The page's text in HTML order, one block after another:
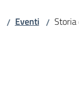
/ Eventi /